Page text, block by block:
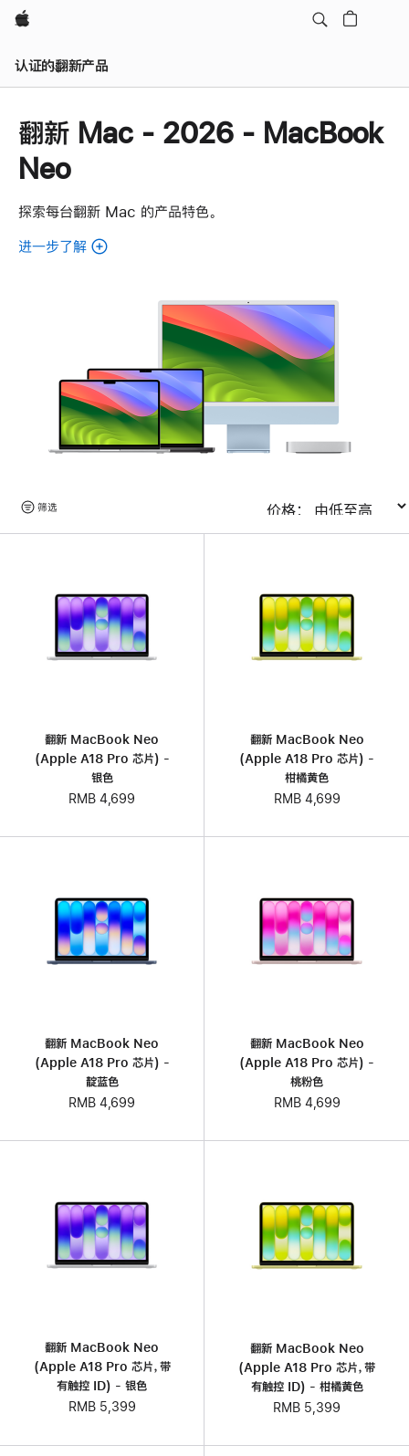
Apple
认证的翻新产品
翻新 Mac - 2026 - MacBook
Neo
探索每台翻新 Mac 的产品特色。
进一步了解
Mac。
览
筛选
翻新 MacBook Neo
(Apple A18 Pro 芯片) -
银色
RMB 4,699
翻新 MacBook Neo
(Apple A18 Pro 芯片) -
柑橘黄色
RMB 4,699
翻新 MacBook Neo
(Apple A18 Pro 芯片) -
靛蓝色
RMB 4,699
翻新 MacBook Neo
(Apple A18 Pro 芯片) -
桃粉色
RMB 4,699
翻新 MacBook Neo
(Apple A18 Pro 芯片，带
有触控 ID) - 银色
RMB 5,399
翻新 MacBook Neo
(Apple A18 Pro 芯片，带
有触控 ID) - 柑橘黄色
RMB 5,399